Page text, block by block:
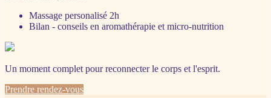
Massage personalisé 2h
Bilan - conseils en aromathérapie et micro-nutrition
Un moment complet pour reconnecter le corps et l'esprit.
Prendre rendez-vous